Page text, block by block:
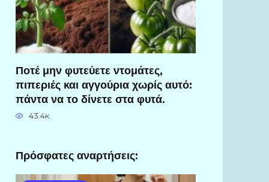
Ποτέ μην φυτεύετε ντομάτες,
πιπεριές και αγγούρια χωρίς αυτό:
πάντα να το δίνετε στα φυτά.
43.4к.
Πρόσφατες αναρτήσεις: